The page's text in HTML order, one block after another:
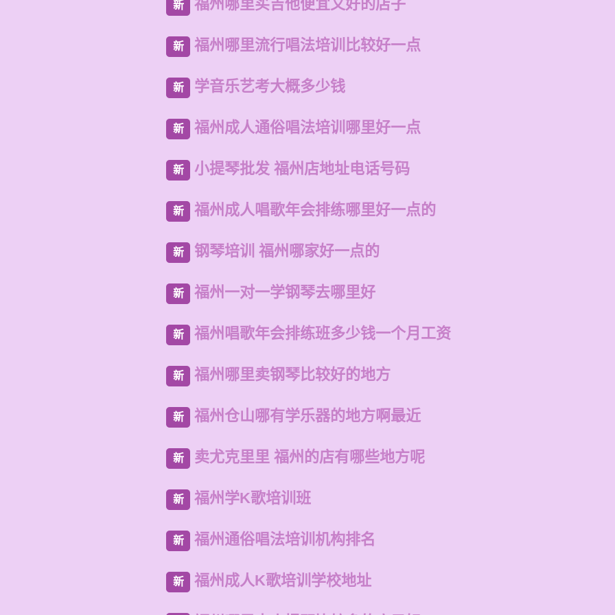
新 福州哪里买吉他便宜又好的店子
新 福州哪里流行唱法培训比较好一点
新 学音乐艺考大概多少钱
新 福州成人通俗唱法培训哪里好一点
新 小提琴批发 福州店地址电话号码
新 福州成人唱歌年会排练哪里好一点的
新 钢琴培训 福州哪家好一点的
新 福州一对一学钢琴去哪里好
新 福州唱歌年会排练班多少钱一个月工资
新 福州哪里卖钢琴比较好的地方
新 福州仓山哪有学乐器的地方啊最近
新 卖尤克里里 福州的店有哪些地方呢
新 福州学K歌培训班
新 福州通俗唱法培训机构排名
新 福州成人K歌培训学校地址